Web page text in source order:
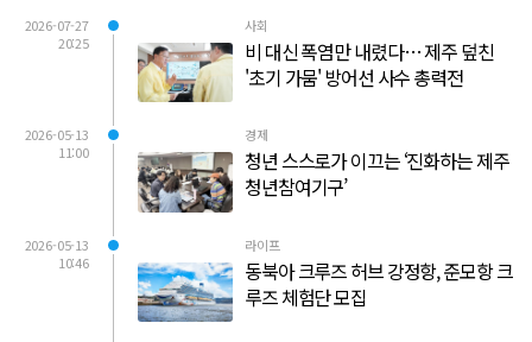
2026-07-27
20:25
사회
비 대신 폭염만 내렸다… 제주 덮친
'초기 가뭄' 방어선 사수 총력전
2026-05-13
11:00
경제
청년 스스로가 이끄는 ‘진화하는 제주
청년참여기구’
2026-05-13
10:46
라이프
동북아 크루즈 허브 강정항, 준모항 크
루즈 체험단 모집